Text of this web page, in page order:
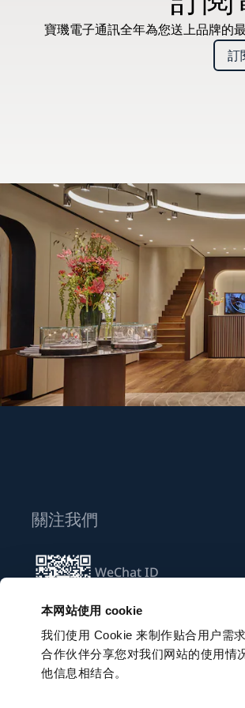
本网站使用 cookie
我们使用 Cookie 来制作贴合用户需
合作伙伴分享您对我们网站的使用情
他信息相结合。
寶璣電子通訊全年為您送上品牌的
訂
關注我們
WeChat ID
訂閱電子通訊